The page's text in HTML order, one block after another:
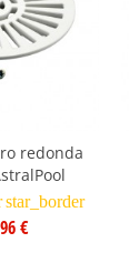
redonda
star_border
€